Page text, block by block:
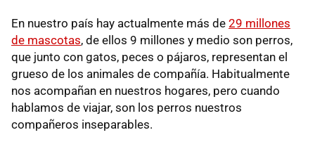
En nuestro país hay actualmente más de 29 millones
de mascotas, de ellos 9 millones y medio son perros,
que junto con gatos, peces o pájaros, representan el
grueso de los animales de compañía. Habitualmente
nos acompañan en nuestros hogares, pero cuando
hablamos de viajar, son los perros nuestros
compañeros inseparables.